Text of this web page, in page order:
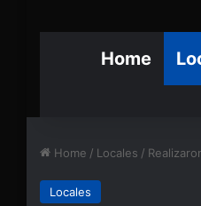
Home
Home / Locales /
Locales